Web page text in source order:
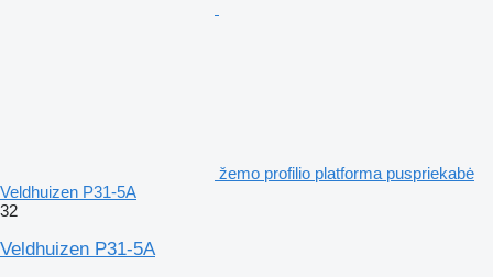
žemo profilio platforma puspriekabė
Veldhuizen P31-5A
32
Veldhuizen P31-5A